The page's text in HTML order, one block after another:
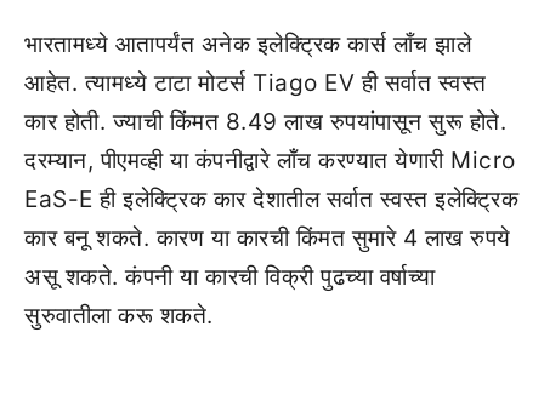
भारतामध्ये आतापर्यंत अनेक इलेक्ट्रिक कार्स लाँच झाले
आहेत. त्यामध्ये टाटा मोटर्स Tiago EV ही सर्वात स्वस्त
कार होती. ज्याची किंमत 8.49 लाख रुपयांपासून सुरू होते.
दरम्यान, पीएमव्ही या कंपनीद्वारे लाँच करण्यात येणारी Micro
EaS-E ही इलेक्ट्रिक कार देशातील सर्वात स्वस्त इलेक्ट्रिक
कार बनू शकते. कारण या कारची किंमत सुमारे 4 लाख रुपये
असू शकते. कंपनी या कारची विक्री पुढच्या वर्षाच्या
सुरुवातीला करू शकते.